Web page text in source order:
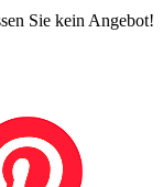
Sie kein Angebot!